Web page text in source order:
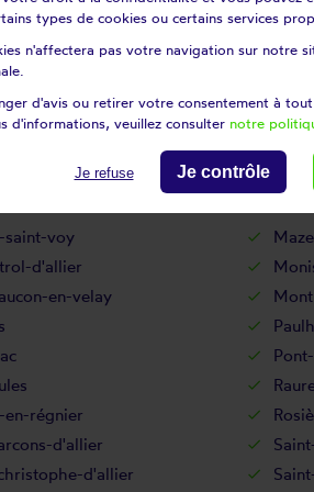
chilhac
Le
Les
saint-voy
d'allier
en-velay
en-régnier
d'allier
d'allier
types de cookies ou certains services
n'affectera pas votre navigation sur notre
d'avis ou retirer votre consentement à
d'informations, veuillez consulter notre
Je refuse Je contrôle